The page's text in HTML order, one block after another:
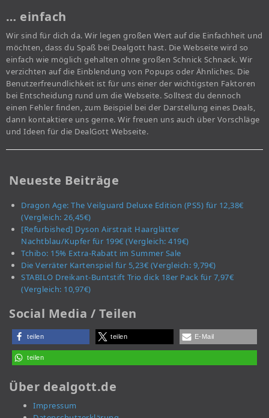
… einfach
Wir sind für dich da. Wir legen großen Wert auf die Einfachheit und
möchten, dass du Spaß bei Dealgott hast. Die Webseite wird so
einfach wie möglich gehalten ohne großen Schnick Schnack. Wir
verzichten auf die Einblendung von Popups oder Ähnliches. Die
Benutzerfreundlichkeit ist für uns einer der wichtigsten Faktoren
bei Entscheidung rund um die Webseite. Solltest du dennoch
einen Fehler finden, zum Beispiel bei der Darstellung eines Deals,
dann kontaktiere uns gerne. Wir freuen uns auch über Vorschläge
und Ideen für die DealGott Webseite.
Neueste Beiträge
Dragon Age: The Veilguard Deluxe Edition (PS5) für 12,38€
(Vergleich: 26,45€)
[Refurbished] Dyson Airstrait Haarglätter
Nachtblau/Kupfer für 199€ (Vergleich: 419€)
Tchibo: 15% Extra-Rabatt im Summer Sale
Die Verräter Kartenspiel für 5,23€ (Vergleich: 9,79€)
STABILO Dreikant-Buntstift Trio dick 18er Pack für 7,97€
(Vergleich: 10,97€)
Social Media / Teilen
teilen teilen E-Mail
teilen
Über dealgott.de
Impressum